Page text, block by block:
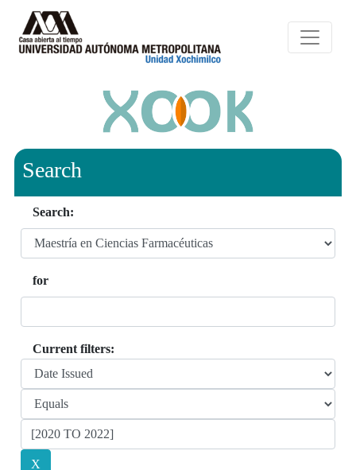
Search
Search:
for
Current filters: